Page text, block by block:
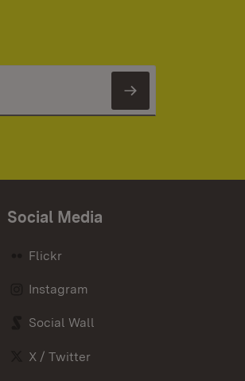
Newsletter
Social Media
Flickr
Instagram
Social Wall
X / Twitter